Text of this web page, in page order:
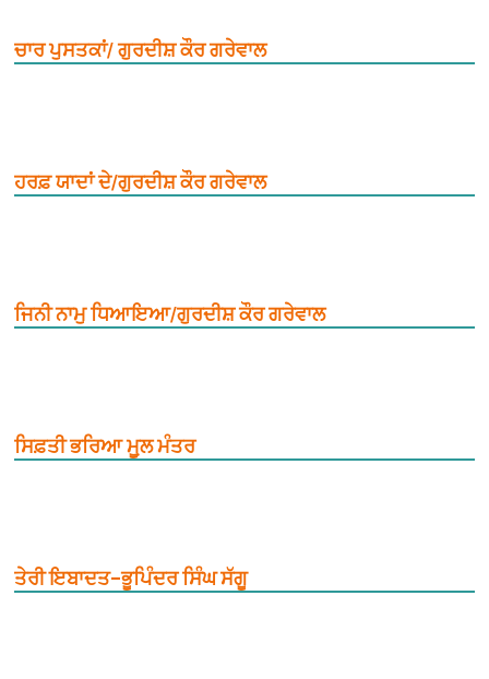
ਚਾਰ ਪੁਸਤਕਾਂ/ ਗੁਰਦੀਸ਼ ਕੌਰ ਗਰੇਵਾਲ
ਹਰਫ਼ ਯਾਦਾਂ ਦੇ/ਗੁਰਦੀਸ਼ ਕੌਰ ਗਰੇਵਾਲ
ਜਿਨੀ ਨਾਮੁ ਧਿਆਇਆ/ਗੁਰਦੀਸ਼ ਕੌਰ ਗਰੇਵਾਲ
ਸਿਫ਼ਤੀ ਭਰਿਆ ਮੂ਼ਲ ਮੰਤਰ
ਤੇਰੀ ਇਬਾਦਤ–ਭੂਪਿੰਦਰ ਸਿੰਘ ਸੱਗੂ